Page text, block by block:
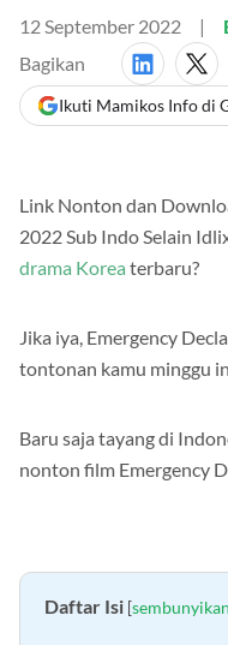
12 September 2022
Bagikan
Ikuti Mamikos Info di
Link Nonton dan
2022 Sub Indo Selain
drama Korea terbaru?
Jika iya, Emergency
tontonan kamu minggu
Baru saja tayang di
nonton film Emergency
Daftar Isi [sembunyikan